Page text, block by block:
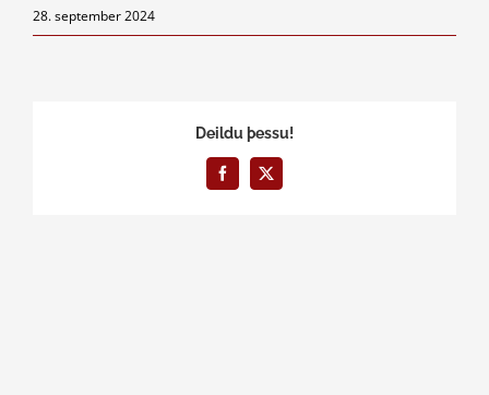
28. september 2024
Deildu þessu!
Facebook
X